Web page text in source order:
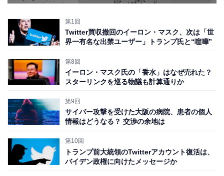
第1回
Twitter買収撤回のイーロン・マスク、次は「世
界一有名な出禁ユーザー」トランプ氏と“喧嘩”
第8回
イーロン・マスク氏の「香水」はなぜ売れた？
スターリンクを巡る物議も計算通りか
第9回
サイバー攻撃を受けた大阪の病院、患者の個人
情報はどうなる？ 交渉の余地は
第10回
トランプ前大統領のTwitterアカウント復活は、
バイデン政権に向けたメッセージか